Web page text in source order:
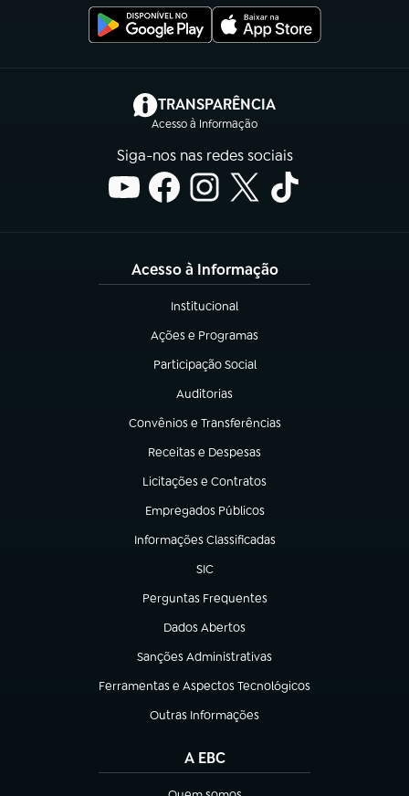
TRANSPARÊNCIA
Acesso à Informação
(abre em nova aba)
Siga-nos nas redes sociais
Acesso à Informação
Institucional
(abre em nova aba)
Ações e Programas
(abre em nova aba)
Participação Social
(abre em nova aba)
Auditorias
(abre em nova aba)
Convênios e Transferências
(abre em nova aba)
Receitas e Despesas
(abre em nova aba)
Licitações e Contratos
(abre em nova aba)
Empregados Públicos
(abre em nova aba)
Informações Classificadas
(abre em nova aba)
SIC
(abre em nova aba)
Perguntas Frequentes
(abre em nova aba)
Dados Abertos
(abre em nova aba)
Sanções Administrativas
(abre em nova aba)
Ferramentas e Aspectos Tecnológicos
(abre em nova aba)
Outras Informações
(abre em nova aba)
A EBC